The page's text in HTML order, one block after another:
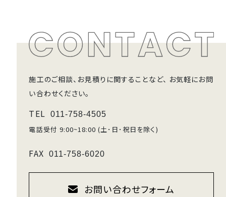
施工のご相談、お見積りに関することなど、 お気軽にお問
い合わせください。
TEL 011-758-4505
電話受付 9:00~18:00 (土･日･祝日を除く)
FAX 011-758-6020
お問い合わせフォーム